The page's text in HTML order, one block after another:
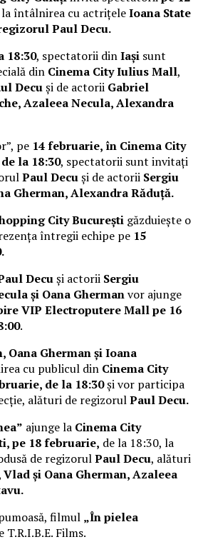
întâlnirea cu actrițeleIoana State
Paul Decu.
18:30, spectatorii dinIași sunt
din Cinema City Iulius Mall,
Decuși de actorii Gabriel
Azaleea Necula, Alexandra
pe 14 februarie, în Cinema City
la 18:30, spectatorii sunt invitați
Paul Decuși de actorii Sergiu
Gherman, Alexandra Răduță.
City București găzduiește o
întregii echipe pe 15
Decuși actorii Sergiu
și Oana Ghermanvor ajunge
VIP Electroputere Mall pe 16
.
Oana Gherman și Ioana
cu publicul din Cinema City
de la 18:30și vor participa
alături de regizorulPaul Decu.
ajunge la Cinema City
pe 18 februarie, de la 18:30, la
de regizorulPaul Decu, alături
Vlad și Oana Gherman, Azaleea
filmul „În pielea
Films.